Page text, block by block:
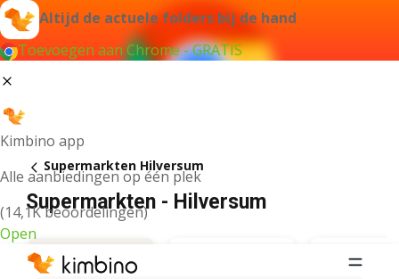
Altijd de actuele folders bij de hand
Toevoegen aan Chrome - GRATIS
Kimbino app
Alle aanbiedingen op één plek
(14,1K beoordelingen)
Open
Supermarkten Hilversum
Supermarkten - Hilversum